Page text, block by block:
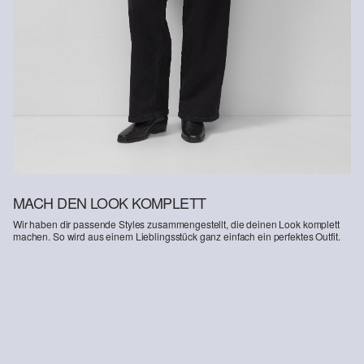
MACH DEN LOOK KOMPLETT
Wir haben dir passende Styles zusammengestellt, die deinen Look komplett
machen. So wird aus einem Lieblingsstück ganz einfach ein perfektes Outfit.